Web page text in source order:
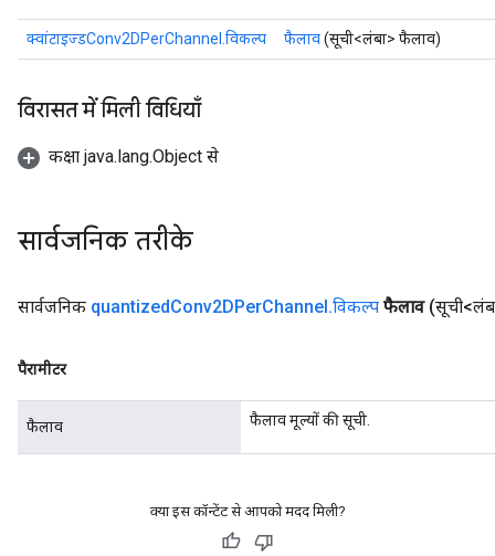
क्वांटाइज्डConv2DPerChannel.विकल्प फैलाव(सूची<लंबा> फैलाव)
विरासत में मिली विधियाँ
कक्षा java.lang.Object से
सार्वजनिक तरीके
सार्वजनिक quantizedConv2DPerChannel.विकल्प फैलाव
पैरामीटर
फैलाव फैलाव मूल्यों की सूची.
क्या इस कॉन्टेंट से आपको मदद मिली?